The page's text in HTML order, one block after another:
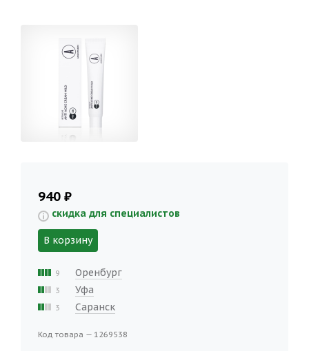
940 ₽
скидка для специалистов
В корзину
9 Оренбург
3 Уфа
3 Саранск
Код товара — 1269538